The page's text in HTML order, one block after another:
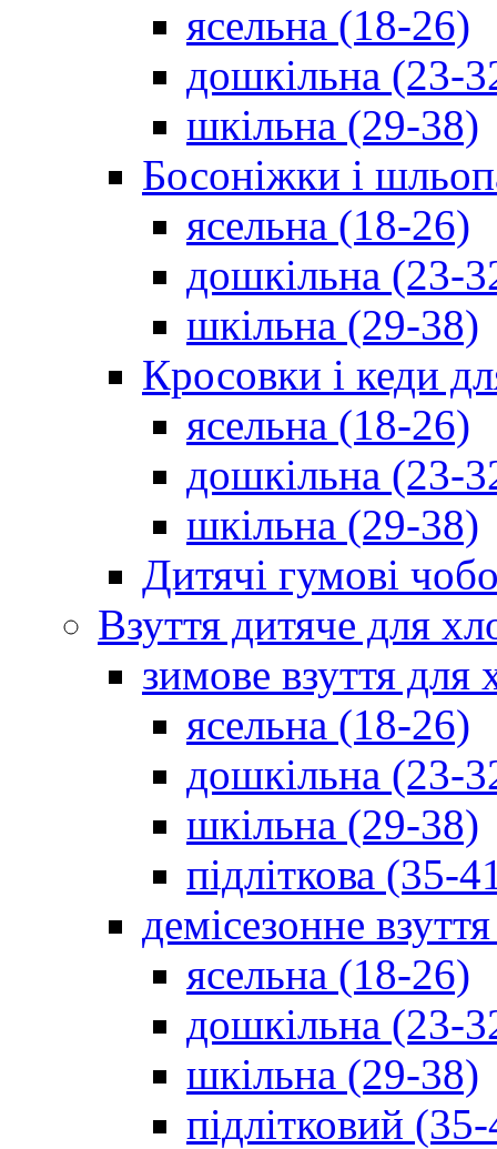
ясельна (18-26)
дошкільна (23-
шкільна (29-38)
Босоніжки і
ясельна (18-26)
дошкільна (23-
шкільна (29-38)
Кросовки і кеди
ясельна (18-26)
дошкільна (23-
шкільна (29-38)
Дитячі гумові
Взуття дитяче для
зимове взуття для
ясельна (18-26)
дошкільна (23-
шкільна (29-38)
підліткова (35-
демісезонне
ясельна (18-26)
дошкільна (23-
шкільна (29-38)
підлітковий